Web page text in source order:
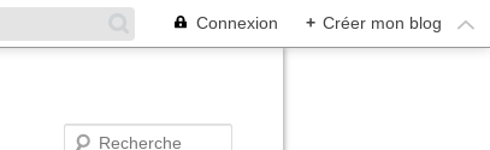
Connexion + Créer mon blog